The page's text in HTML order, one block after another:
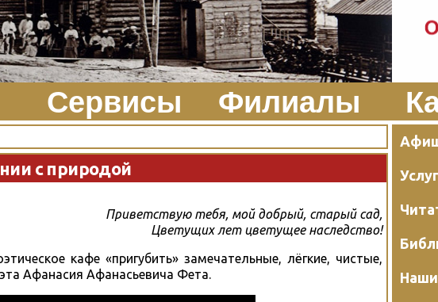
Сервисы Филиалы
с природой
Приветствую тебя, мой добрый, старый сад,
Цветущих лет цветущее наследство!
кафе «пригубить» замечательные, лёгкие, чистые,
Афанасия Афанасьевича Фета.